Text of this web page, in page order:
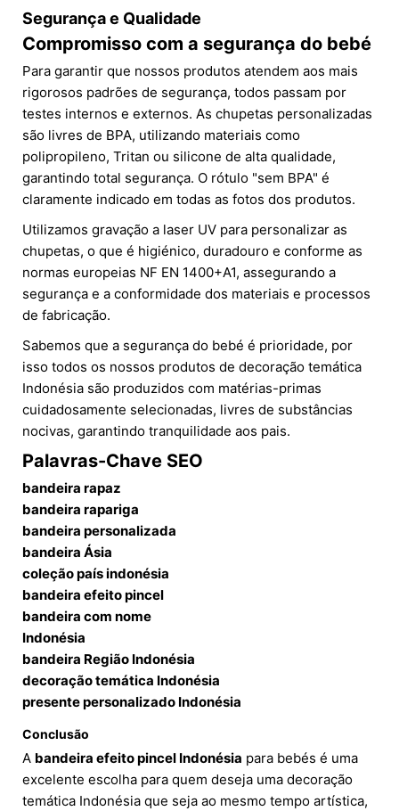
Segurança e Qualidade
Compromisso com a segurança do bebé
Para garantir que nossos produtos atendem aos mais
rigorosos padrões de segurança, todos passam por
testes internos e externos. As chupetas personalizadas
são livres de BPA, utilizando materiais como
polipropileno, Tritan ou silicone de alta qualidade,
garantindo total segurança. O rótulo "sem BPA" é
claramente indicado em todas as fotos dos produtos.
Utilizamos gravação a laser UV para personalizar as
chupetas, o que é higiénico, duradouro e conforme as
normas europeias NF EN 1400+A1, assegurando a
segurança e a conformidade dos materiais e processos
de fabricação.
Sabemos que a segurança do bebé é prioridade, por
isso todos os nossos produtos de decoração temática
Indonésia são produzidos com matérias-primas
cuidadosamente selecionadas, livres de substâncias
nocivas, garantindo tranquilidade aos pais.
Palavras-Chave SEO
bandeira rapaz
bandeira rapariga
bandeira personalizada
bandeira Ásia
coleção país indonésia
bandeira efeito pincel
bandeira com nome
Indonésia
bandeira Região Indonésia
decoração temática Indonésia
presente personalizado Indonésia
Conclusão
A bandeira efeito pincel Indonésia para bebés é uma
excelente escolha para quem deseja uma decoração
temática Indonésia que seja ao mesmo tempo artística,